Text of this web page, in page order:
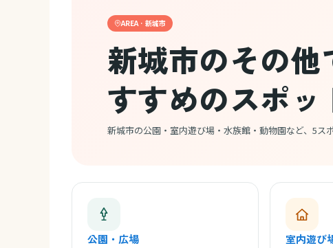
AREA · 新城市
新城市のその他
すすめのスポッ
新城市の公園・室内遊び場・水族館・動物園など、5ス
公園・広場 室内遊び